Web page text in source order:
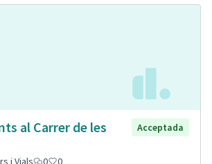
al Carrer de les
Acceptada